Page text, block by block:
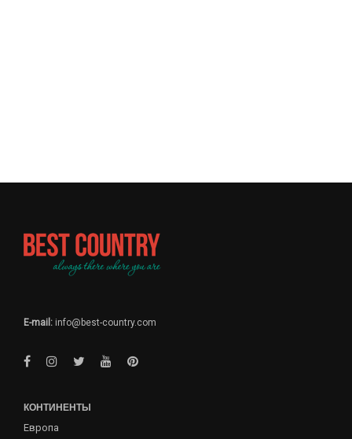
E-mail: info@best-country.com
КОНТИНЕНТЫ
Европа